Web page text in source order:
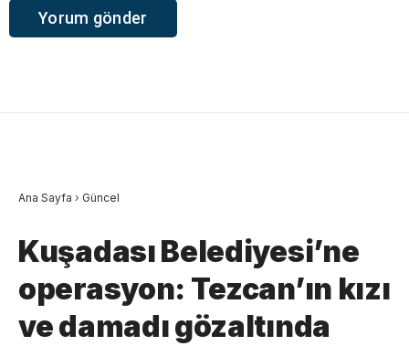
Ana Sayfa › Güncel
Kuşadası Belediyesi’ne
operasyon: Tezcan’ın kızı
ve damadı gözaltında